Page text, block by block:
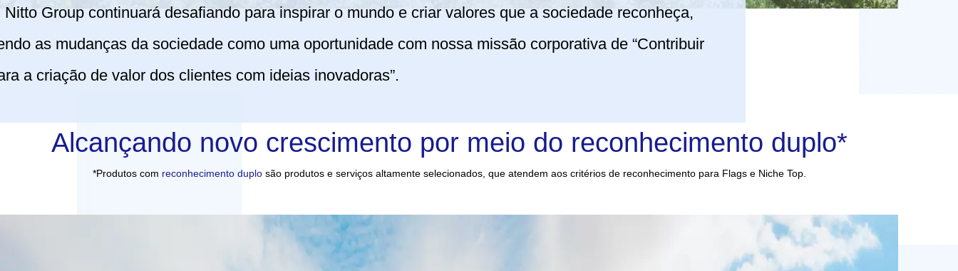
Nitto Group continuará desafiando para inspirar o mundo e criar valores que a sociedade reconheça,
as mudanças da sociedade como uma oportunidade com nossa missão corporativa de “Contribuir
a criação de valor dos clientes com ideias inovadoras”.
Alcançando novo crescimento por meio do reconhecimento duplo*
*Produtos com reconhecimento duplosão produtos e serviços altamente selecionados, que atendem aos critérios de reconhecimento para Flags e Niche Top.